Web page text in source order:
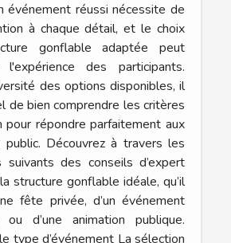
événement réussi nécessite de
à chaque détail, et le choix
gonflable adaptée peut
l'expérience des participants.
des options disponibles, il
de bien comprendre les critères
pour répondre parfaitement aux
Découvrez à travers les
suivants des conseils d’expert
structure gonflable idéale, qu’il
fête privée, d’un événement
ou d’une animation publique.
type d’événement La sélection